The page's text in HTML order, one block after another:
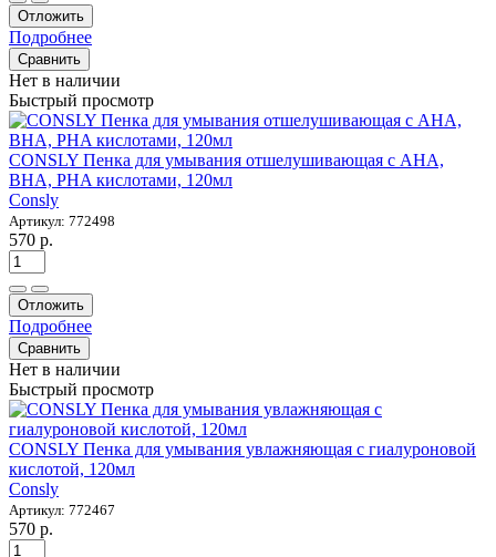
Отложить
Подробнее
Сравнить
Нет в наличии
Быстрый просмотр
CONSLY Пенка для умывания отшелушивающая с AHA,
BHA, PHA кислотами, 120мл
Consly
Артикул: 772498
570 р.
Отложить
Подробнее
Сравнить
Нет в наличии
Быстрый просмотр
CONSLY Пенка для умывания увлажняющая с гиалуроновой
кислотой, 120мл
Consly
Артикул: 772467
570 р.